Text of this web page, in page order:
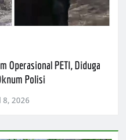
Operasional PETI, Diduga
Polisi
8, 2026